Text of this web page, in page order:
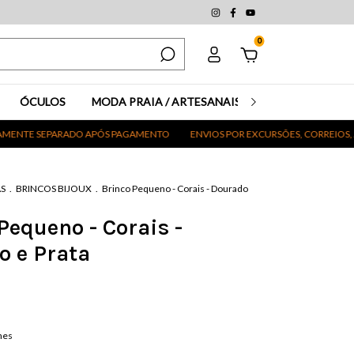
0
ÓCULOS MODA PRAIA / ARTESANAIS
APÓS PAGAMENTO ENVIOS POR EXCURSÕES, CORREIOS, AÉREO E
. BRINCOS BIJOUX . Brinco Pequeno - Corais - Dourado
- Corais -
e Prata